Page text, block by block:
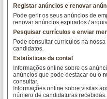
Registar anúncios e renovar
Pode gerir os seus anúncios de
renovar anúncios expirados /
Pesquisar currículos e enviar
Pode consultar currículos na
candidatos.
Estatísticas da conta!
Informações online sobre os
anúncios que pode destacar ou o
consultar.
Informações online sobre visitas
número de candidaturas recebidas.